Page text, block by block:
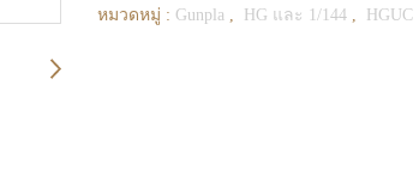
หมวดหมู่ : Gunpla HG และ 1/144 HGUC